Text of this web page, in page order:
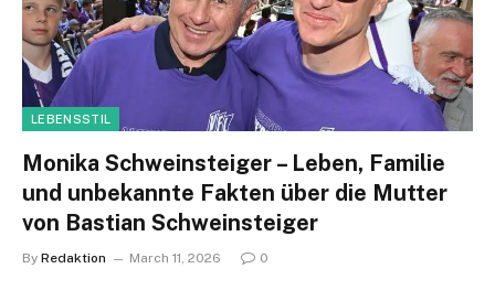
LEBENSSTIL
Monika Schweinsteiger – Leben, Familie
und unbekannte Fakten über die Mutter
von Bastian Schweinsteiger
By Redaktion March 11, 2026 0